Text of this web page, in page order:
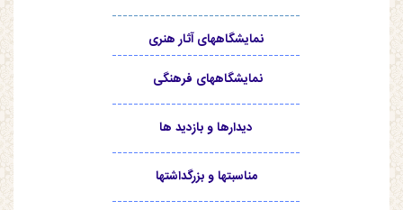
-----------------------------------
نمایشگاههای آثار هنری
-----------------------------------
نمایشگاههای فرهنگی
-----------------------------------
دیدارها و بازدید ها
-----------------------------------
مناسبتها و بزرگداشتها
-----------------------------------